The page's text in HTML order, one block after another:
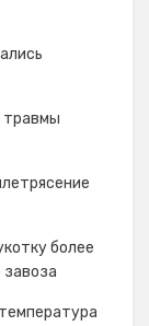
травмы
более
завоза